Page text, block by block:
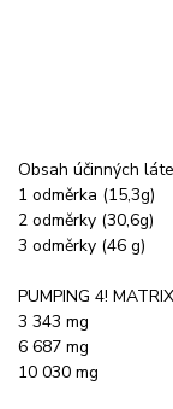
Obsah účinných
1 odměrka (15,3g)
2 odměrky (30,6g)
3 odměrky (46 g)
PUMPING 4! MATRIX
3 343 mg
6 687 mg
10 030 mg